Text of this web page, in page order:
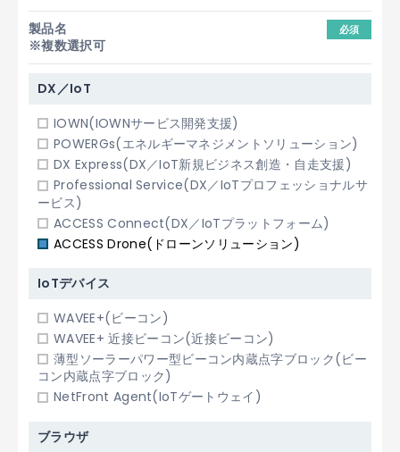
製品名
※複数選択可
必須
DX／IoT
IOWN(IOWNサービス開発支援)
POWERGs(エネルギーマネジメントソリューション)
DX Express(DX／IoT新規ビジネス創造・自走支援)
Professional Service(DX／IoTプロフェッショナルサ
ービス)
ACCESS Connect(DX／IoTプラットフォーム)
ACCESS Drone(ドローンソリューション)
IoTデバイス
WAVEE+(ビーコン)
WAVEE+ 近接ビーコン(近接ビーコン)
薄型ソーラーパワー型ビーコン内蔵点字ブロック(ビー
コン内蔵点字ブロック)
NetFront Agent(IoTゲートウェイ)
ブラウザ